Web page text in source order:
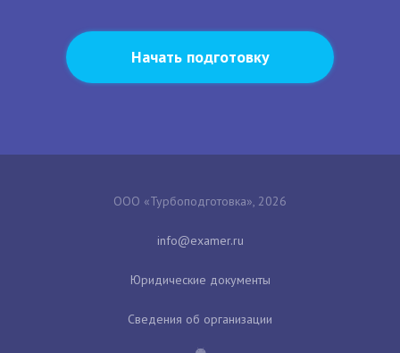
Начать подготовку
ООО «Турбоподготовка», 2026
Юридические документы
Сведения об организации